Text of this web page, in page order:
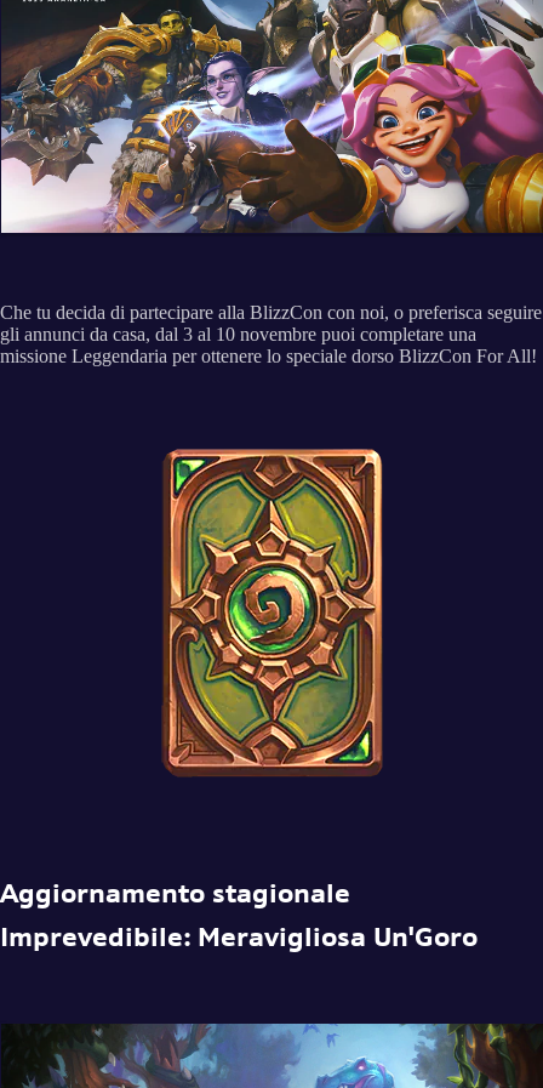
Che tu decida di partecipare alla BlizzCon con noi, o preferisca seguire
gli annunci da casa, dal 3 al 10 novembre puoi completare una
missione Leggendaria per ottenere lo speciale dorso BlizzCon For All!
Aggiornamento stagionale
Imprevedibile: Meravigliosa Un'Goro